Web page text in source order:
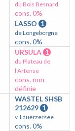
du Bois Besnard
cons. 0%
LASSO 1
de Longeborgne
cons. 0%
URSULA 1
du Plateau de
l'Artense
cons. non
définie
WASTEL SHSB
212629 1
v. Lauerzersee
cons. 0%